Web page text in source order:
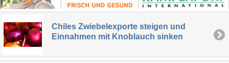
Chiles Zwiebelexporte steigen und
Einnahmen mit Knoblauch sinken